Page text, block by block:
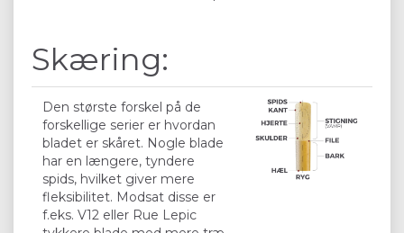
Skæring:
Den største forskel på de
forskellige serier er hvordan
bladet er skåret. Nogle blade
har en længere, tyndere
spids, hvilket giver mere
fleksibilitet. Modsat disse er
f.eks. V12 eller Rue Lepic